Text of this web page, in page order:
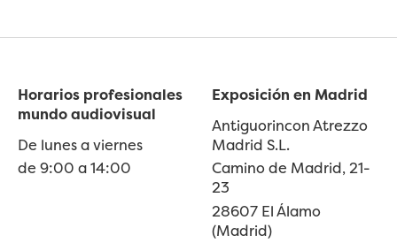
Horarios profesionales
mundo audiovisual
De lunes a viernes
de 9:00 a 14:00
Exposición en Madrid
Antiguorincon Atrezzo
Madrid S.L.
Camino de Madrid, 21-
23
28607 El Álamo
(Madrid)